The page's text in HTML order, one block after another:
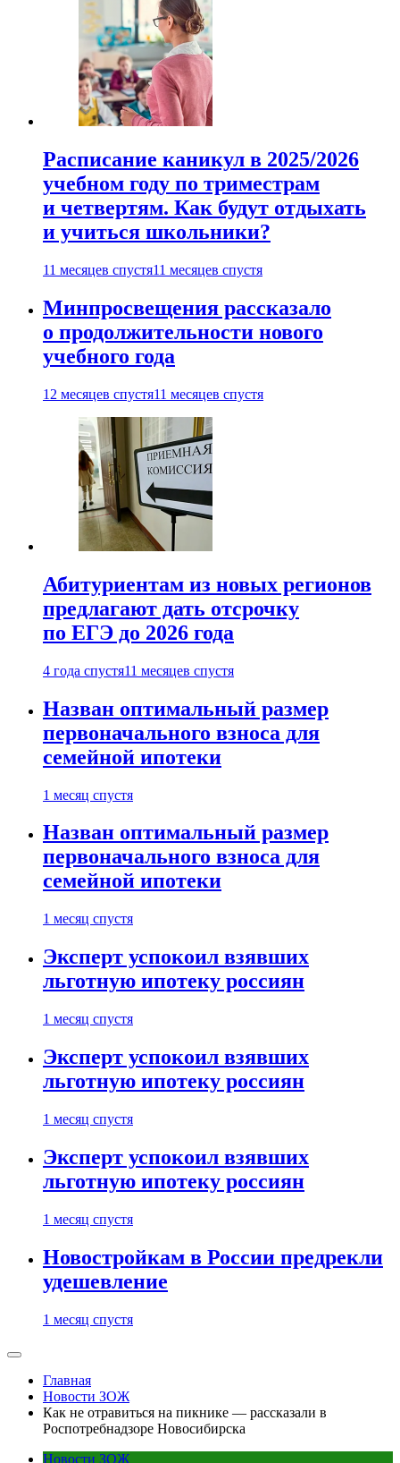
Расписание каникул в 2025/2026
учебном году по триместрам
и четвертям. Как будут отдыхать
и учиться школьники?
11 месяцев спустя11 месяцев спустя
Минпросвещения рассказало
о продолжительности нового
учебного года
12 месяцев спустя11 месяцев спустя
Абитуриентам из новых регионов
предлагают дать отсрочку
по ЕГЭ до 2026 года
4 года спустя11 месяцев спустя
Назван оптимальный размер
первоначального взноса для
семейной ипотеки
1 месяц спустя
Назван оптимальный размер
первоначального взноса для
семейной ипотеки
1 месяц спустя
Эксперт успокоил взявших
льготную ипотеку россиян
1 месяц спустя
Эксперт успокоил взявших
льготную ипотеку россиян
1 месяц спустя
Эксперт успокоил взявших
льготную ипотеку россиян
1 месяц спустя
Новостройкам в России предрекли
удешевление
1 месяц спустя
Главная
Новости ЗОЖ
Как не отравиться на пикнике — рассказали в
Роспотребнадзоре Новосибирска
Новости ЗОЖ